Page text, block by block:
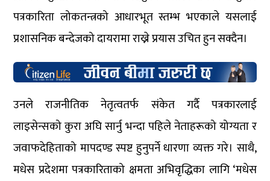
पत्रकारिता लोकतन्त्रको आधारभूत स्तम्भ भएकाले यसलाई
प्रशासनिक बन्देजको दायरामा राख्ने प्रयास उचित हुन सक्दैन।
उनले राजनीतिक नेतृत्वतर्फ संकेत गर्दै पत्रकारलाई
लाइसेन्सको कुरा अघि सार्नु भन्दा पहिले नेताहरूको योग्यता र
जवाफदेहिताको मापदण्ड स्पष्ट हुनुपर्ने धारणा व्यक्त गरे। साथै,
मधेस प्रदेशमा पत्रकारिताको क्षमता अभिवृद्धिका लागि ‘मधेस